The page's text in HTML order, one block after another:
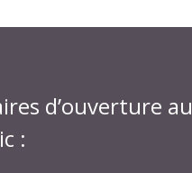
d’ouverture au
: